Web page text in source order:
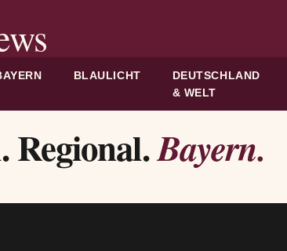
BLAULICHT
DEUTSCHLAND
& WELT
Regional.Bayern.